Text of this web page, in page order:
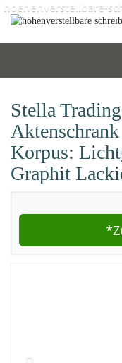
Skip
hoehenverstellbare-
Stella
Korpus:
Graphit